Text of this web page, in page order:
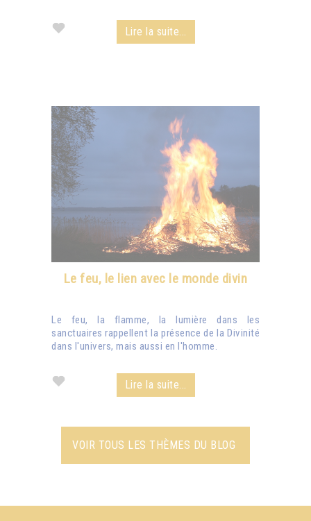
Lire la suite...
Le feu, le lien avec le monde divin
Le feu, la flamme, la lumière dans les
sanctuaires rappellent la présence de la Divinité
dans l'univers, mais aussi en l'homme.
Lire la suite...
VOIR TOUS LES THÈMES DU BLOG